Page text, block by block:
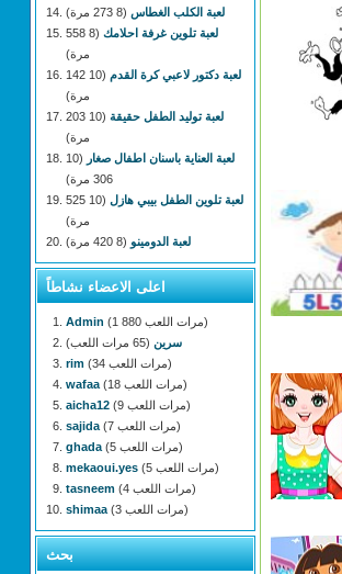
لعبة الكلب الغطاس (8 273 مرة)
لعبة تلوين غرفة احلامك
(8 558
مرة)
لعبة دكتور لاعبي كرة القدم
(10 142
مرة)
لعبة توليد الطفل حقيقة
(10 203
مرة)
لعبة العناية باسنان اطفال صغار
(10
306 مرة)
لعبة تلوين الطفل بيبي هازل
(10 525
مرة)
لعبة الدومينو (8 420 مرة)
اعلى الاعضاء نشاطاً
Admin
(1 880 مرات اللعب)
سرين (65 مرات اللعب)
rim
(34 مرات اللعب)
wafaa
(18 مرات اللعب)
aicha12
(9 مرات اللعب)
sajida
(7 مرات اللعب)
ghada
(5 مرات اللعب)
mekaoui.yes
(5 مرات اللعب)
tasneem
(4 مرات اللعب)
shimaa
(3 مرات اللعب)
بحث